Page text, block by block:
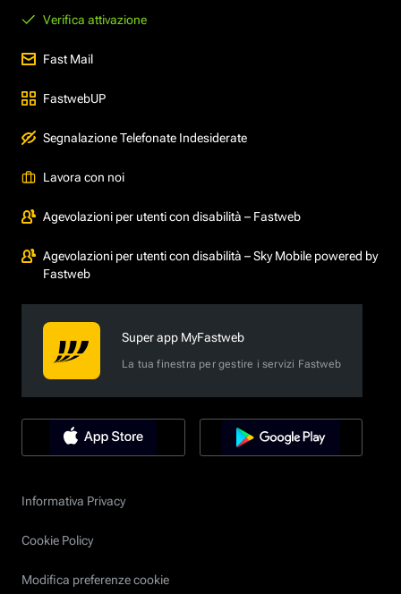
Verifica attivazione
Fast Mail
FastwebUP
Segnalazione Telefonate Indesiderate
Lavora con noi
Agevolazioni per utenti con disabilità – Fastweb
Agevolazioni per utenti con disabilità – Sky Mobile powered by
Fastweb
Super app MyFastweb
La tua finestra per gestire i servizi Fastweb
Informativa Privacy
Cookie Policy
Modifica preferenze cookie